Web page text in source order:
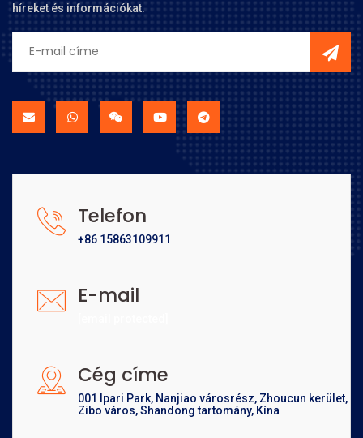
híreket és információkat.
Telefon
+86 15863109911
E-mail
Cég címe
001 Ipari Park, Nanjiao városrész, Zhoucun kerület,
Zibo város, Shandong tartomány, Kína